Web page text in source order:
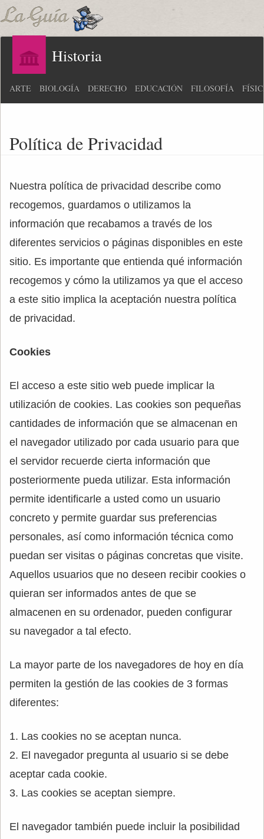
Historia
ARTE BIOLOGÍA DERECHO EDUCACIÓN FILOSOFÍA
Política de Privacidad
Nuestra política de privacidad describe como
recogemos, guardamos o utilizamos la
información que recabamos a través de los
diferentes servicios o páginas disponibles en este
sitio. Es importante que entienda qué información
recogemos y cómo la utilizamos ya que el acceso
a este sitio implica la aceptación nuestra política
de privacidad.
Cookies
El acceso a este sitio web puede implicar la
utilización de cookies. Las cookies son pequeñas
cantidades de información que se almacenan en
el navegador utilizado por cada usuario para que
el servidor recuerde cierta información que
posteriormente pueda utilizar. Esta información
permite identificarle a usted como un usuario
concreto y permite guardar sus preferencias
personales, así como información técnica como
puedan ser visitas o páginas concretas que visite.
Aquellos usuarios que no deseen recibir cookies o
quieran ser informados antes de que se
almacenen en su ordenador, pueden configurar
su navegador a tal efecto.
La mayor parte de los navegadores de hoy en día
permiten la gestión de las cookies de 3 formas
diferentes:
1. Las cookies no se aceptan nunca.
2. El navegador pregunta al usuario si se debe
aceptar cada cookie.
3. Las cookies se aceptan siempre.
El navegador también puede incluir la posibilidad